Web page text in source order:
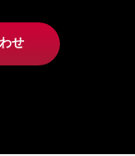
せ